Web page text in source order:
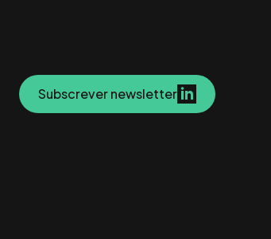
Subscrever newsletter